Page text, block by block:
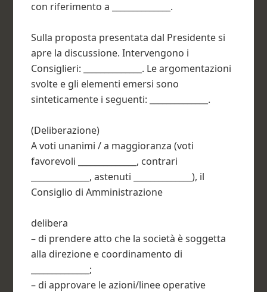
con riferimento a ______________.
Sulla proposta presentata dal Presidente si
apre la discussione. Intervengono i
Consiglieri: ______________. Le argomentazioni
svolte e gli elementi emersi sono
sinteticamente i seguenti: ______________.
(Deliberazione)
A voti unanimi / a maggioranza (voti
favorevoli ______________, contrari
______________, astenuti ______________), il
Consiglio di Amministrazione
delibera
– di prendere atto che la società è soggetta
alla direzione e coordinamento di
______________;
– di approvare le azioni/linee operative